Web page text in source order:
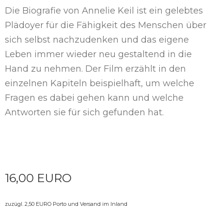
Die Biografie von Annelie Keil ist ein gelebtes
Plädoyer für die Fähigkeit des Menschen über
sich selbst nachzudenken und das eigene
Leben immer wieder neu gestaltend in die
Hand zu nehmen. Der Film erzählt in den
einzelnen Kapiteln beispielhaft, um welche
Fragen es dabei gehen kann und welche
Antworten sie für sich gefunden hat.
16,00 EURO
zuzügl. 2,50 EURO Porto und Versand im Inland